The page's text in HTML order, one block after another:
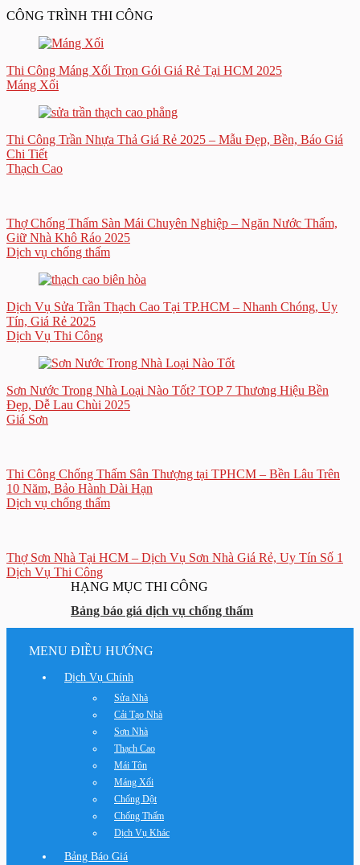
CÔNG TRÌNH THI CÔNG
Thi Công Máng Xối Trọn Gói Giá Rẻ Tại HCM 2025
Máng Xối
Thi Công Trần Nhựa Thả Giá Rẻ 2025 – Mẫu Đẹp, Bền, Báo Giá
Chi Tiết
Thạch Cao
Thợ Chống Thấm Sàn Mái Chuyên Nghiệp – Ngăn Nước Thấm,
Giữ Nhà Khô Ráo 2025
Dịch vụ chống thấm
Dịch Vụ Sửa Trần Thạch Cao Tại TP.HCM – Nhanh Chóng, Uy
Tín, Giá Rẻ 2025
Dịch Vụ Thi Công
Sơn Nước Trong Nhà Loại Nào Tốt? TOP 7 Thương Hiệu Bền
Đẹp, Dễ Lau Chùi 2025
Giá Sơn
Thi Công Chống Thấm Sân Thượng tại TPHCM – Bền Lâu Trên
10 Năm, Bảo Hành Dài Hạn
Dịch vụ chống thấm
Thợ Sơn Nhà Tại HCM – Dịch Vụ Sơn Nhà Giá Rẻ, Uy Tín Số 1
Dịch Vụ Thi Công
HẠNG MỤC THI CÔNG
Bảng báo giá dịch vụ chống thấm
MENU ĐIỀU HƯỚNG
Dịch Vụ Chính
Sửa Nhà
Cải Tạo Nhà
Sơn Nhà
Thạch Cao
Mái Tôn
Máng Xối
Chống Dột
Chống Thấm
Dịch Vụ Khác
Bảng Báo Giá